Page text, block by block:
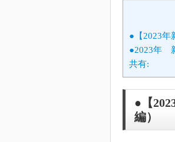
●【2023年
●2023年
共有:
●【
編）